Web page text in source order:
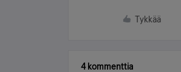
Tykkää
4 kommenttia